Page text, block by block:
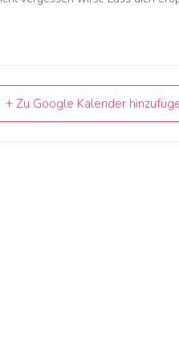
+ Zu Google Kalender